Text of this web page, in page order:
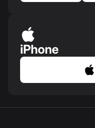
iPhone